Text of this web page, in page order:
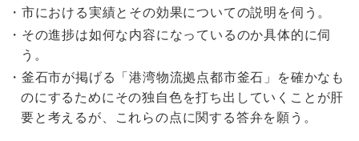
市における実績とその効果についての説明を伺う。
その進捗は如何な内容になっているのか具体的に伺
う。
釜石市が掲げる「港湾物流拠点都市釜石」を確かなも
のにするためにその独自色を打ち出していくことが肝
要と考えるが、これらの点に関する答弁を願う。